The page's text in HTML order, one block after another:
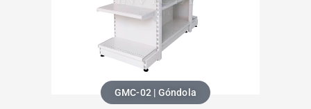
GMC-02 | Góndola